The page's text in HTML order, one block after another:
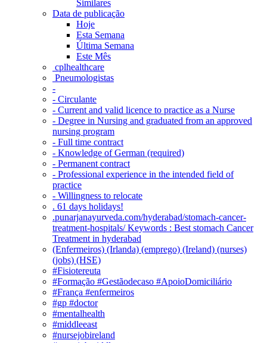
Similares
Data de publicação
Hoje
Esta Semana
Última Semana
Este Mês
‎ cplhealthcare‬
Pneumologistas
-
- Circulante
- Current and valid licence to practice as a Nurse
- Degree in Nursing and graduated from an approved
nursing program
- Full time contract
- Knowledge of German (required)
- Permanent contract
- Professional experience in the intended field of
practice
- Willingness to relocate
. 61 days holidays!
.punarjanayurveda.com/hyderabad/stomach-cancer-
treatment-hospitals/ Keywords : Best stomach Cancer
Treatment in hyderabad
(Enfermeiros) (Irlanda) (emprego) (Ireland) (nurses)
(jobs) (HSE)
#Fisiotereuta
#Formação #Gestãodecaso #ApoioDomiciliário
#França #enfermeiros
#gp #doctor
#mentalhealth
#middleeast
#nursejobireland